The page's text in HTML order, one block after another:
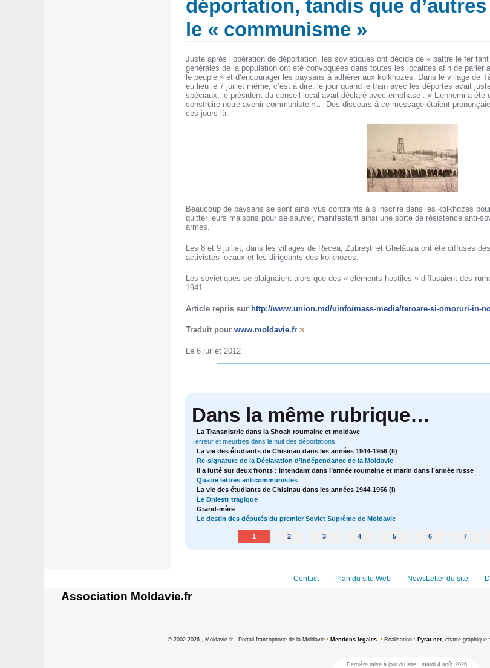
déportation, tandis que
le « communisme »
Juste après l’opération de déportation, les soviétiques ont décidé de « battre le fer
générales de la population ont été convoquées dans toutes les localités afin de parler
le peuple » et d’encourager les paysans à adhérer aux kolkhozes. Dans le village de
eu lieu le 7 juillet même, c’est à dire, le jour quand le train avec les déportés avait
spéciaux, le président du conseil local avait déclaré avec emphase : « L’ennemi a été
construire notre avenir communiste »… Des discours à ce message étaient
ces jours-là.
Beaucoup de paysans se sont ainsi vus contraints à s’inscrire dans les kolkhozes
quitter leurs maisons pour se sauver, manifestant ainsi une sorte de résistence anti-
armes.
Les 8 et 9 juillet, dans les villages de Recea, Zubrești et Ghelăuza ont été diffusés
activistes locaux et les dirigeants des kolkhozes.
Les soviétiques se plaignaient alors que des « éléments hostiles » diffusaient des
1941.
Article repris sur http://www.union.md/uinfo/mass-media/teroare-si-omoruri-in-
Traduit pour www.moldavie.fr
Le 6 juillet 2012
Dans la même rubrique…
La Transnistrie dans la Shoah roumaine et moldave
Terreur et meurtres dans la nuit des déportations
La vie des étudiants de Chisinau dans les années 1944-1956 (II)
Re-signature de la Déclaration d’Indépendance de la Moldavie
Il a lutté sur deux fronts : intendant dans l’armée roumaine et marin dans l’armée russe
Quatre lettres anticommunistes
La vie des étudiants de Chisinau dans les années 1944-1956 (I)
Le Dniestr tragique
Grand-mère
Le destin des députés du premier Soviet Suprême de Moldavie
1 2 3 4 5 6 7
Contact Plan du site Web NewsLetter du site
Association Moldavie.fr
©2002-2026 , Moldavie.fr - Portail francophone de la Moldavie • Mentions légales • Réalisation : Pyrat.net, charte graphique :
Dernière mise à jour du site : mardi 4 août 2026